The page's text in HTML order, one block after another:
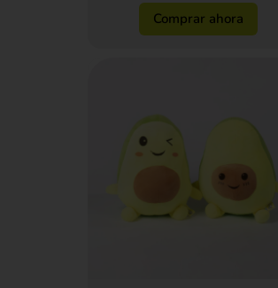
Comprar ahora